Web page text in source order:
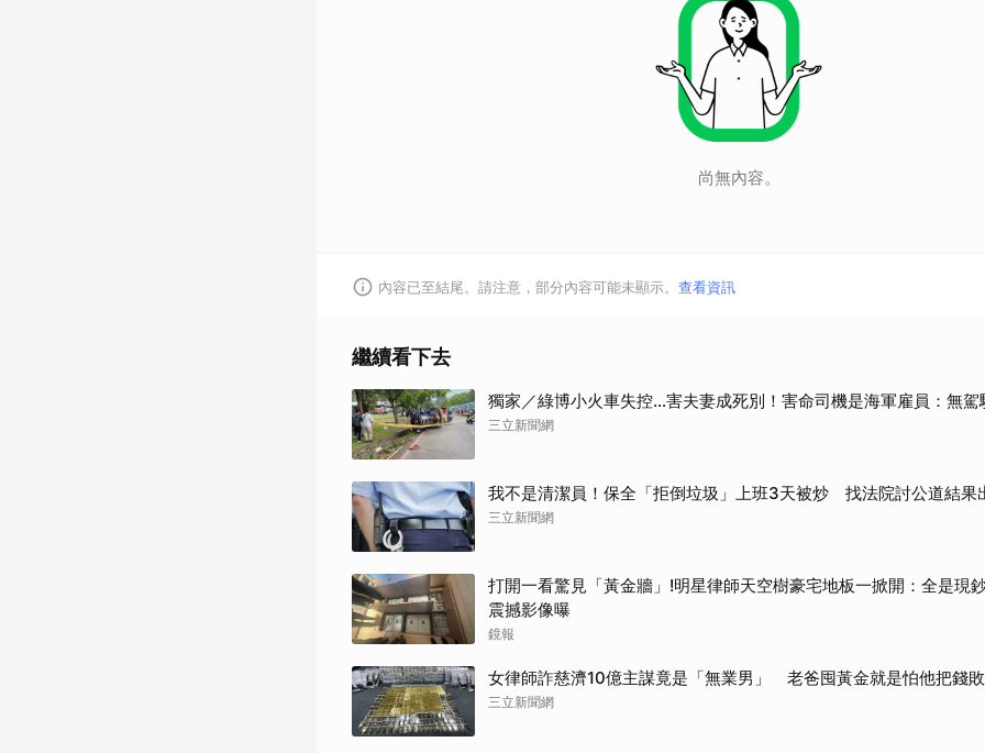
尚無內容。
內容已至結尾。請注意，部分內容可能未顯示。 查看資訊
繼續看下去
獨家／綠博小火車失控…害夫妻成死別！害命司機是海軍雇員：無駕
三立新聞網
我不是清潔員！保全「拒倒垃圾」上班3天被炒 找法院討公道結果
三立新聞網
打開一看驚見「黃金牆」!明星律師天空樹豪宅地板一掀開：全
震撼影像曝
鏡報
女律師詐慈濟10億主謀竟是「無業男」 老爸囤黃金就是怕他把錢
三立新聞網